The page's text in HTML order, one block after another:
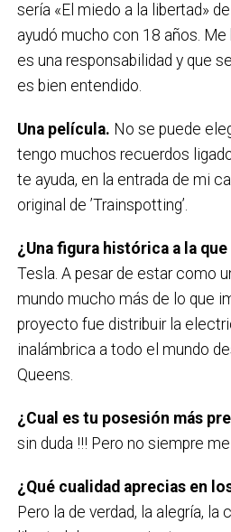
sería «El miedo a la libertad»
ayudó mucho con 18 años.
es una responsabilidad y que
es bien entendido.
Una película. No se puede
tengo muchos recuerdos
te ayuda, en la entrada de mi
original de ’Trainspotting’.
¿Una figura histórica a la
Tesla. A pesar de estar como
mundo mucho más de lo que
proyecto fue distribuir la
inalámbrica a todo el mundo
Queens.
¿Cual es tu posesión más
sin duda !!! Pero no siempre
¿Qué cualidad aprecias en
Pero la de verdad, la alegría, la